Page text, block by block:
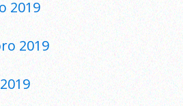
2019
2019